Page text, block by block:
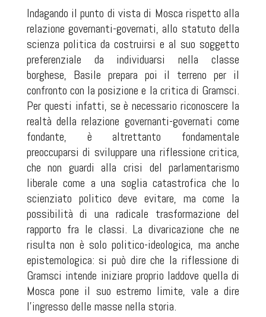
Indagando il punto di vista di Mosca rispetto alla
relazione governanti-governati, allo statuto della
scienza politica da costruirsi e al suo soggetto
preferenziale da individuarsi nella classe
borghese, Basile prepara poi il terreno per il
confronto con la posizione e la critica di Gramsci.
Per questi infatti, se è necessario riconoscere la
realtà della relazione governanti-governati come
fondante, è altrettanto fondamentale
preoccuparsi di sviluppare una riflessione critica,
che non guardi alla crisi del parlamentarismo
liberale come a una soglia catastrofica che lo
scienziato politico deve evitare, ma come la
possibilità di una radicale trasformazione del
rapporto fra le classi. La divaricazione che ne
risulta non è solo politico-ideologica, ma anche
epistemologica: si può dire che la riflessione di
Gramsci intende iniziare proprio laddove quella di
Mosca pone il suo estremo limite, vale a dire
l’ingresso delle masse nella storia.